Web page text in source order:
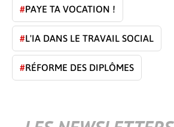
#PAYE TA VOCATION !
#L'IA DANS LE TRAVAIL SOCIAL
#RÉFORME DES DIPLÔMES